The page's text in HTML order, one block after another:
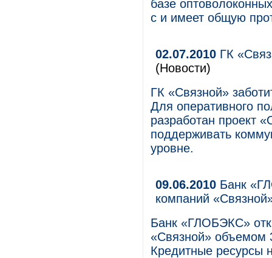
базе
с и имеет общую
02.07.2010 ГК
(Новости)
ГК «Связной»
Для оперативного
разработан проект
поддерживать
уровне.
09.06.2010 Банк
компаний
Банк «ГЛОБЭКС»
«Связной» объемом
Кредитные ресурсы